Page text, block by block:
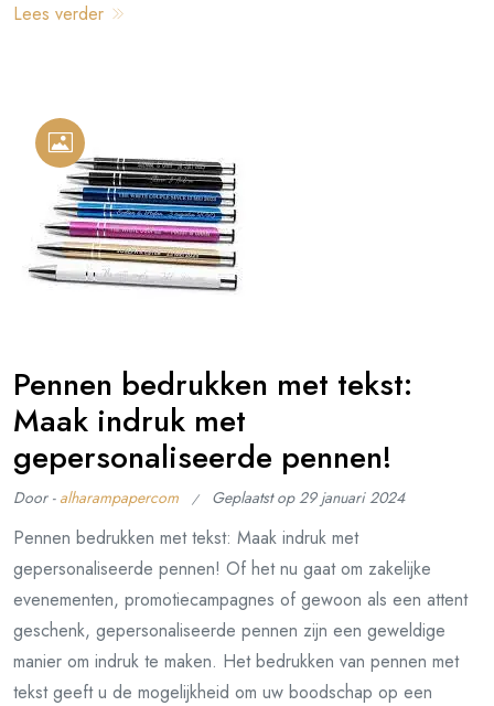
Lees verder
Pennen bedrukken met tekst:
Maak indruk met
gepersonaliseerde pennen!
Door - alharampapercom Geplaatst op29 januari 2024
Pennen bedrukken met tekst: Maak indruk met
gepersonaliseerde pennen! Of het nu gaat om zakelijke
evenementen, promotiecampagnes of gewoon als een attent
geschenk, gepersonaliseerde pennen zijn een geweldige
manier om indruk te maken. Het bedrukken van pennen met
tekst geeft u de mogelijkheid om uw boodschap op een